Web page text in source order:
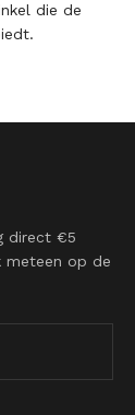
die de
direct €5
meteen op de